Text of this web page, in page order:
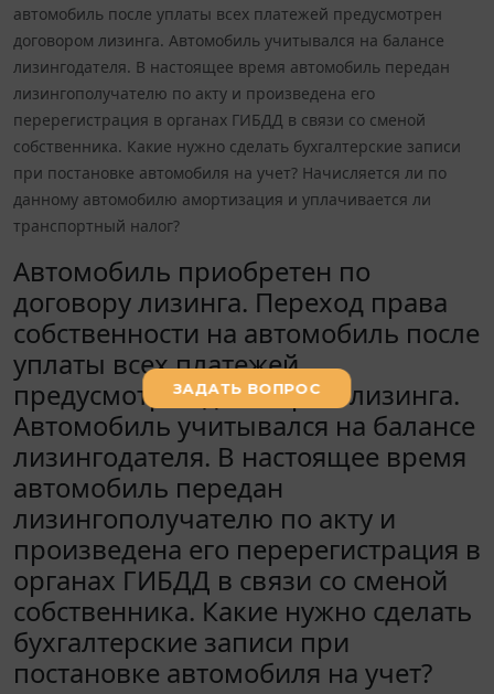
автомобиль после уплаты всех платежей предусмотрен
договором лизинга. Автомобиль учитывался на балансе
лизингодателя. В настоящее время автомобиль передан
лизингополучателю по акту и произведена его
перерегистрация в органах ГИБДД в связи со сменой
собственника. Какие нужно сделать бухгалтерские записи
при постановке автомобиля на учет? Начисляется ли по
данному автомобилю амортизация и уплачивается ли
транспортный налог?
Автомобиль приобретен по
договору лизинга. Переход права
собственности на автомобиль после
уплаты всех платежей
предусмотрен договором лизинга.
Автомобиль учитывался на балансе
лизингодателя. В настоящее время
автомобиль передан
лизингополучателю по акту и
произведена его перерегистрация в
органах ГИБДД в связи со сменой
собственника. Какие нужно сделать
бухгалтерские записи при
постановке автомобиля на учет?